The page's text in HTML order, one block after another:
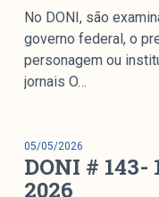
No DONI, são
governo federal, o
personagem ou
jornais O…
05/05/2026
DONI # 143-
2026